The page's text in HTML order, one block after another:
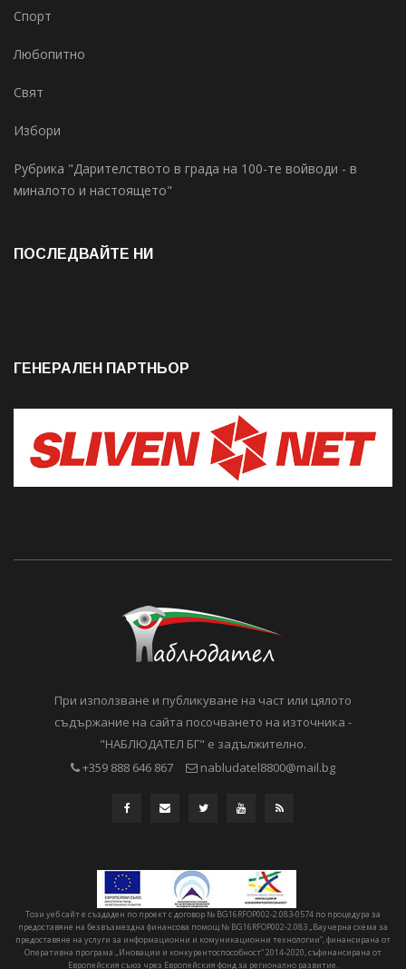
Спорт
Любопитно
Свят
Избори
Рубрика "Дарителството в града на 100-те войводи - в
миналото и настоящето"
ПОСЛЕДВАЙТЕ НИ
ГЕНЕРАЛЕН ПАРТНЬОР
При използване и публикуване на част или цялото
съдържание на сайта посочването на източника -
"НАБЛЮДАТЕЛ БГ" е задължително.
+359 888 646 867
nabludatel8800@mail.bg
Този уеб сайт е създаден по проект с договор № BG16RFOP002-2.083-0574 по процедура за
предоставяне на безвъзмездна финансова помощ № BG16RFOP002-2.083 „Ваучерна схема за
предоставяне на услуги за информационни и комуникационни технологии“, финансирана от
Оперативна програма „Иновации и конкурентоспособност“ 2014-2020, съфинансирана от
Европейския съюз чрез Европейския фонд за регионално развитие.